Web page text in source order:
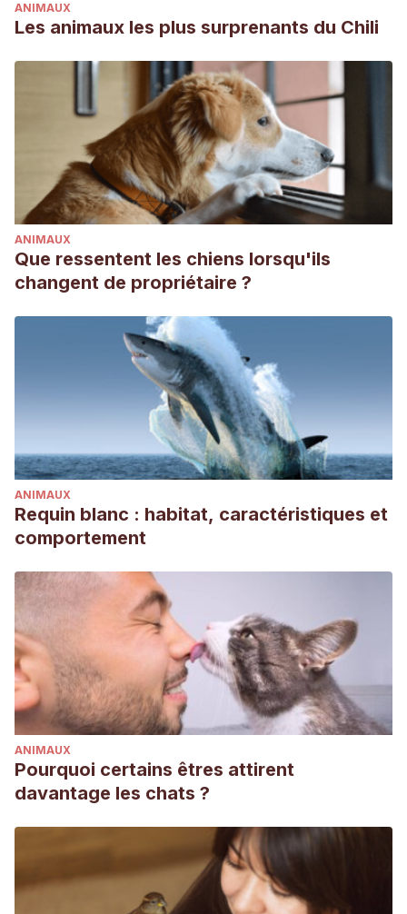
ANIMAUX
Les animaux les plus surprenants du Chili
ANIMAUX
Que ressentent les chiens lorsqu'ils
changent de propriétaire ?
ANIMAUX
Requin blanc : habitat, caractéristiques et
comportement
ANIMAUX
Pourquoi certains êtres attirent
davantage les chats ?